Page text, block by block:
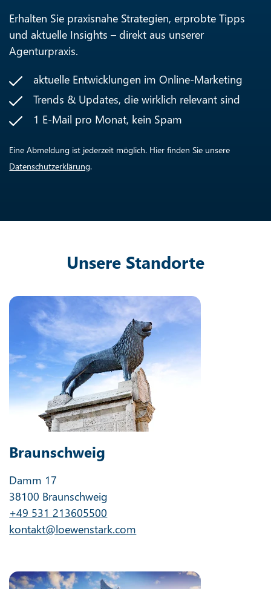
Erhalten Sie praxisnahe Strategien, erprobte Tipps
und aktuelle Insights – direkt aus unserer
Agenturpraxis.
aktuelle Entwicklungen im Online-Marketing
Trends & Updates, die wirklich relevant sind
1 E-Mail pro Monat, kein Spam
Eine Abmeldung ist jederzeit möglich. Hier finden Sie unsere
Datenschutzerklärung.
Unsere Standorte
Braunschweig
Damm 17
38100 Braunschweig
+49 531 213605500
kontakt@loewenstark.com